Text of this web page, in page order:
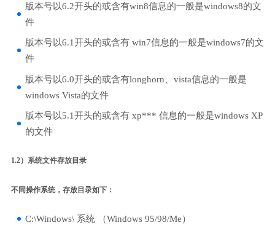
版本号以6.2开头的或含有win8信息的一般是windows8的文
件
版本号以6.1开头的或含有 win7信息的一般是windows7的文
件
版本号以6.0开头的或含有longhorn、vista信息的一般是
windows Vista的文件
版本号以5.1开头的或含有 xp*** 信息的一般是windows XP
的文件
1.2）系统文件存放目录
不同操作系统，存放目录如下：
C:\Windows\ 系统 （Windows 95/98/Me）